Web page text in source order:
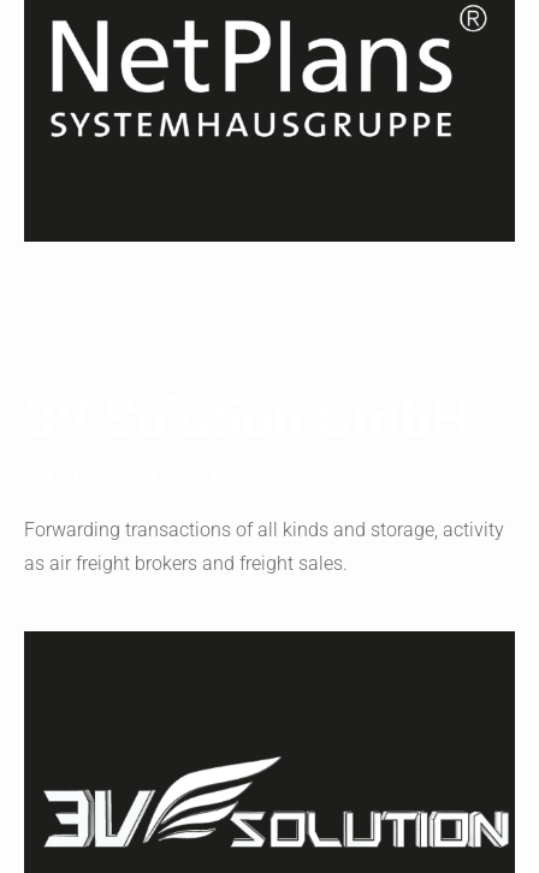
Forwarding transactions of all kinds and storage, activity
as air freight brokers and freight sales.